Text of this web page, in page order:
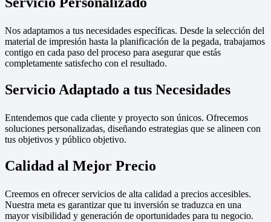
Nos adaptamos a tus necesidades específicas. Desde la selección del
material de impresión hasta la planificación de la pegada, trabajamos
contigo en cada paso del proceso para asegurar que estás
completamente satisfecho con el resultado.
Servicio Adaptado a tus Necesidades
Entendemos que cada cliente y proyecto son únicos. Ofrecemos
soluciones personalizadas, diseñando estrategias que se alineen con
tus objetivos y público objetivo.
Calidad al Mejor Precio
Creemos en ofrecer servicios de alta calidad a precios accesibles.
Nuestra meta es garantizar que tu inversión se traduzca en una
mayor visibilidad y generación de oportunidades para tu negocio.